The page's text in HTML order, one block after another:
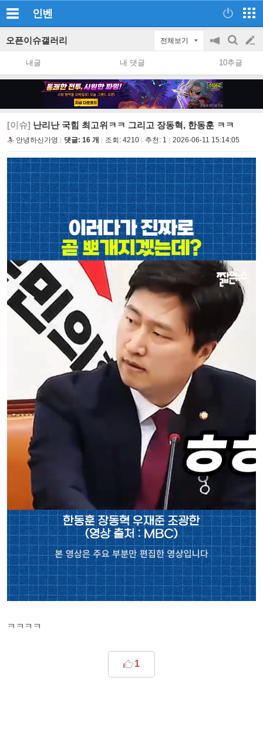
인벤
오픈이슈갤러리 전체보기
공
지
on/off
검
색
글
쓰
내글 내 댓글 10추글
[이슈] 난리난 국힘 최고위ㅋㅋ 그리고 장동혁, 한동훈 ㅋㅋ
안녕하신가영 댓글: 16 개 조회: 4210 추천: 1 2026-06-11 15:14:05
ㅋㅋㅋㅋ
1